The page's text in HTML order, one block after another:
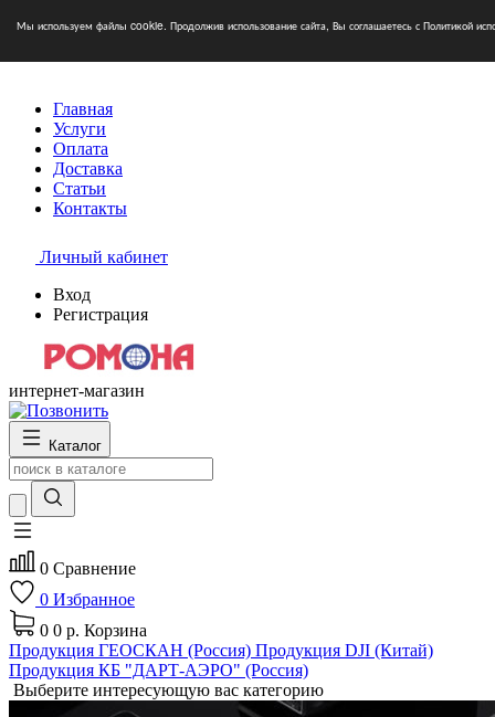
Мы используем файлы cookie. Продолжив использование сайта, Вы соглашаетесь с Политикой
Главная
Услуги
Оплата
Доставка
Статьи
Контакты
Личный кабинет
Вход
Регистрация
интернет-магазин
Каталог
0 Сравнение
0 Избранное
0 0 р. Корзина
Продукция ГЕОСКАН (Россия) Продукция DJI (Китай)
Продукция КБ "ДАРТ-АЭРО" (Россия)
Выберите интересующую вас категорию